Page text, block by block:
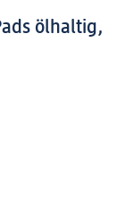
ölhaltig,